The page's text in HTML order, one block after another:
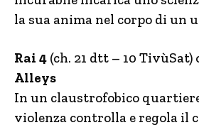
la sua anima nel corpo di un
Rai 4 (ch. 21 dtt – 10 TivùSat)
Alleys
In un claustrofobico
violenza controlla e regola il